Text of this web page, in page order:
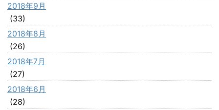
2018年9月
(33)
2018年8月
(26)
2018年7月
(27)
2018年6月
(28)